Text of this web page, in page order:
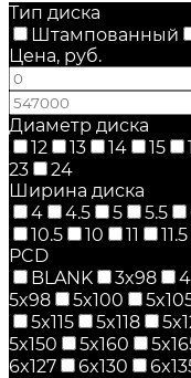
Тип диска
Штампованный
Цена, руб.
Диаметр диска
12
13 14 15
23
24
Ширина диска
4
4.5 5 5.5
10.5
10 11 11.5
PCD
BLANK
3x98
5x98
5x100
5x115
5x118
5x150
5x160
6x127
6x130